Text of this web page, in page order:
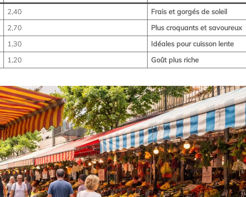
2,40
Frais et gorgés de soleil
2,70
Plus croquants et savoureux
1,30
Idéales pour cuisson lente
1,20 Goût plus riche